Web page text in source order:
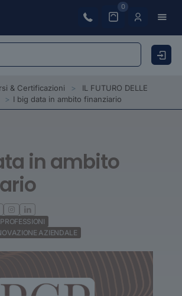
0
& Certificazioni >
IL FUTURO DELLE
> I big data in ambito finanziario
in ambito
AZIENDALE